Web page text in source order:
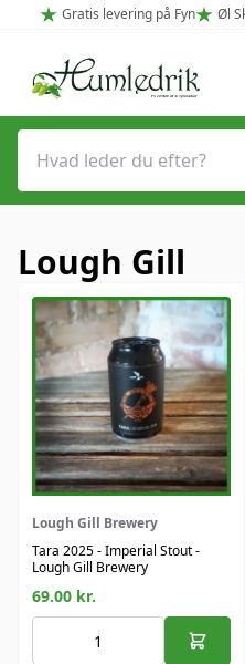
Spring til hovedindhold (Tryk
Gratis levering på Fyn Øl
Lough Gill
Lough Gill Brewery
Tara 2025 - Imperial Stout -
Lough Gill Brewery
69.00 kr.